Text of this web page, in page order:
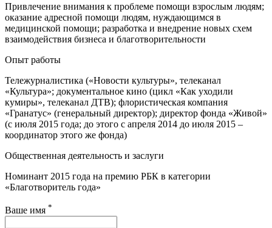
Привлечение внимания к проблеме помощи взрослым людям;
оказание адресной помощи людям, нуждающимся в
медицинской помощи; разработка и внедрение новых схем
взаимодействия бизнеса и благотворительности
Опыт работы
Тележурналистика («Новости культуры», телеканал
«Культура»; документальное кино (цикл «Как уходили
кумиры», телеканал ДТВ); флористическая компания
«Гранатус» (генеральный директор); директор фонда «Живой»
(с июля 2015 года; до этого с апреля 2014 до июля 2015 –
координатор этого же фонда)
Общественная деятельность и заслуги
Номинант 2015 года на премию РБК в категории
«Благотворитель года»
Ваше имя *